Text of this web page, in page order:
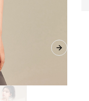
Next